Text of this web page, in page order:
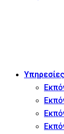
Υπηρεσίες